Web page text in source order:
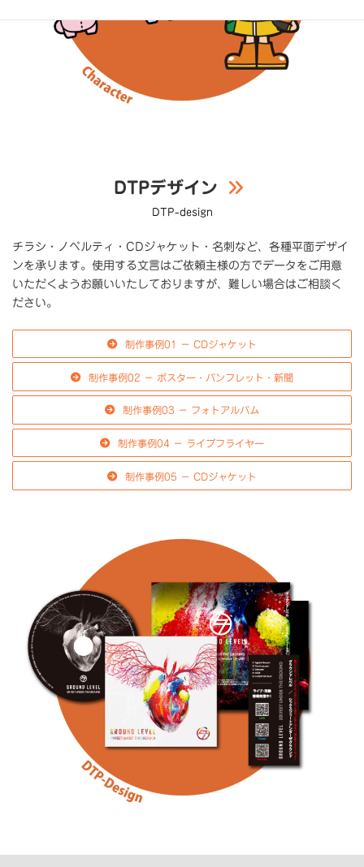
DTPデザイン
DTP-design
チラシ・ノベルティ・CDジャケット・名刺など、各種平面デザイ
ンを承ります。使用する文言はご依頼主様の方でデータをご用意
いただくようお願いいたしておりますが、難しい場合はご相談く
ださい。
制作事例01 − CDジャケット
制作事例02 − ポスター・パンフレット・新聞
制作事例03 − フォトアルバム
制作事例04 − ライブフライヤー
制作事例05 − CDジャケット